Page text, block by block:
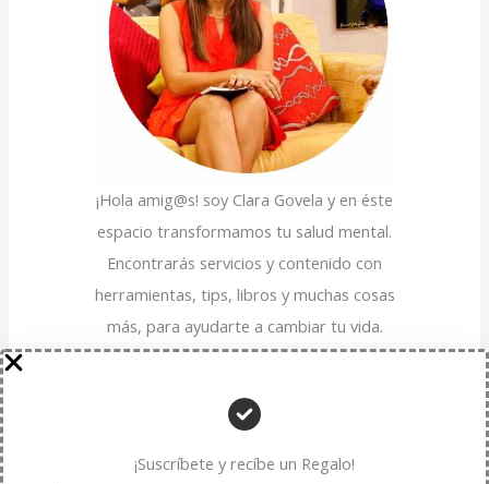
¡Suscríbete y recíbe un Regalo!
¡Hola amig@s! soy Clara Govela y en éste
espacio transformamos tu salud mental.
Encontrarás servicios y contenido con
herramientas, tips, libros y muchas cosas
más, para ayudarte a cambiar tu vida.